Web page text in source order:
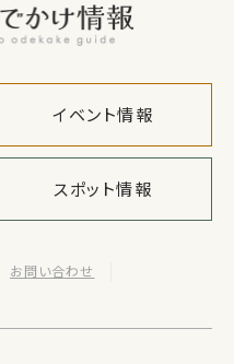
イベント情報
スポット情報
お問い合わせ